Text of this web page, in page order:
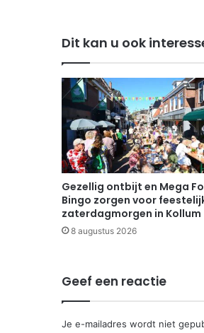
Dit kan u ook
Gezellig ontbijt en Mega
Bingo zorgen voor
zaterdagmorgen in Kollum
8 augustus 2026
Geef een reactie
Je e-mailadres wordt niet